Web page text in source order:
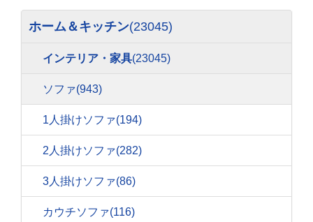
ホーム＆キッチン(23045)
インテリア・家具(23045)
ソファ(943)
1人掛けソファ(194)
2人掛けソファ(282)
3人掛けソファ(86)
カウチソファ(116)